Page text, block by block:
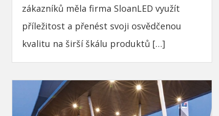
zákazníků měla firma SloanLED využít
příležitost a přenést svoji osvědčenou
kvalitu na širší škálu produktů […]